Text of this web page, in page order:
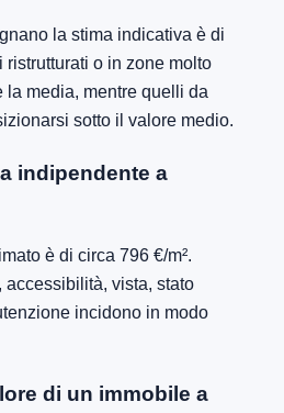
la stima indicativa è di
ristrutturati o in zone molto
la media, mentre quelli da
sotto il valore medio.
indipendente a
è di circa 796 €/m².
accessibilità, vista, stato
incidono in modo
di un immobile a